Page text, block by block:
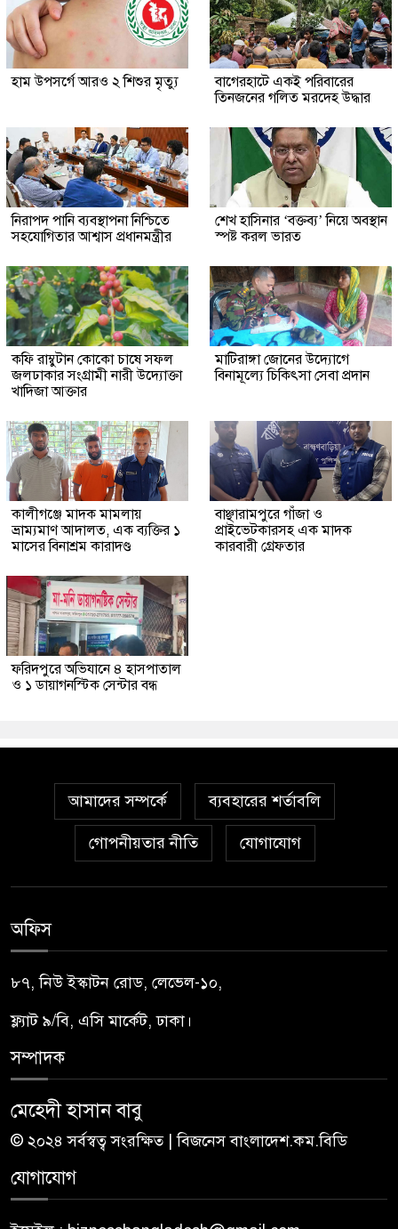
হাম উপসর্গে আরও ২ শিশুর মৃত্যু
‎বাগেরহাটে একই পরিবারের
তিনজনের গলিত মরদেহ উদ্ধার
নিরাপদ পানি ব্যবস্থাপনা নিশ্চিতে
সহযোগিতার আশ্বাস প্রধানমন্ত্রীর
শেখ হাসিনার ‘বক্তব্য’ নিয়ে অবস্থান
স্পষ্ট করল ভারত
কফি রাম্বুটান কোকো চাষে সফল
জলঢাকার সংগ্রামী নারী উদ্যোক্তা
খাদিজা আক্তার
মাটিরাঙ্গা জোনের উদ্যোগে
বিনামূল্যে চিকিৎসা সেবা প্রদান
কালীগঞ্জে মাদক মামলায়
ভ্রাম্যমাণ আদালত, এক ব্যক্তির ১
মাসের বিনাশ্রম কারাদণ্ড
বাঞ্ছারামপুরে গাঁজা ও
প্রাইভেটকারসহ এক মাদক
কারবারী গ্রেফতার
ফরিদপুরে অভিযানে ৪ হাসপাতাল
ও ১ ডায়াগনস্টিক সেন্টার বন্ধ
আমাদের সম্পর্কে ব্যবহারের শর্তাবলি
গোপনীয়তার নীতি যোগাযোগ
অফিস
৮৭, নিউ ইস্কাটন রোড, লেভেল-১০,
ফ্ল্যাট ৯/বি, এসি মার্কেট, ঢাকা।
সম্পাদক
মেহেদী হাসান বাবু
© ২০২৪ সর্বস্বত্ব সংরক্ষিত | বিজনেস বাংলাদেশ.কম.বিডি
যোগাযোগ